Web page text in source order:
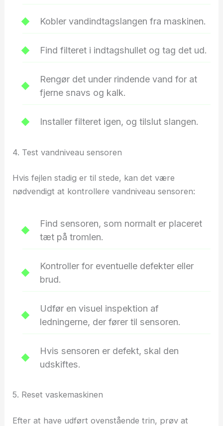
Kobler vandindtagslangen fra maskinen.
Find filteret i indtagshullet og tag det ud.
Rengør det under rindende vand for at
fjerne snavs og kalk.
Installer filteret igen, og tilslut slangen.
4. Test vandniveau sensoren
Hvis fejlen stadig er til stede, kan det være
nødvendigt at kontrollere vandniveau sensoren:
Find sensoren, som normalt er placeret
tæt på tromlen.
Kontroller for eventuelle defekter eller
brud.
Udfør en visuel inspektion af
ledningerne, der fører til sensoren.
Hvis sensoren er defekt, skal den
udskiftes.
5. Reset vaskemaskinen
Efter at have udført ovenstående trin, prøv at